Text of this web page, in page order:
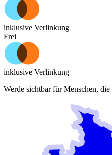
inklusive Verlinkung
Frei
inklusive Verlinkung
Werde sichtbar für Menschen, die